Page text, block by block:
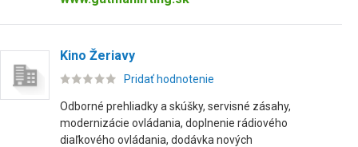
Kino Žeriavy
Pridať hodnotenie
Odborné prehliadky a skúšky, servisné zásahy,
modernizácie ovládania, doplnenie rádiového
diaľkového ovládania, dodávka nových